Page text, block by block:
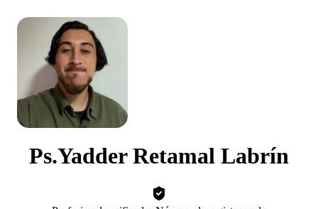
Ps.Yadder Retamal Labrín